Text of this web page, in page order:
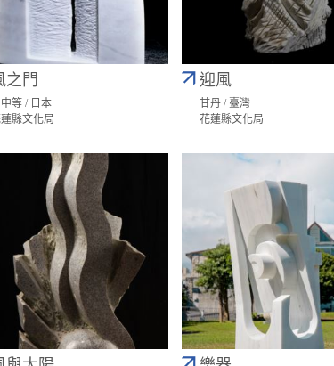
之門
等 / 日本
縣文化局
迎風
甘丹 / 臺灣
花蓮縣文化局